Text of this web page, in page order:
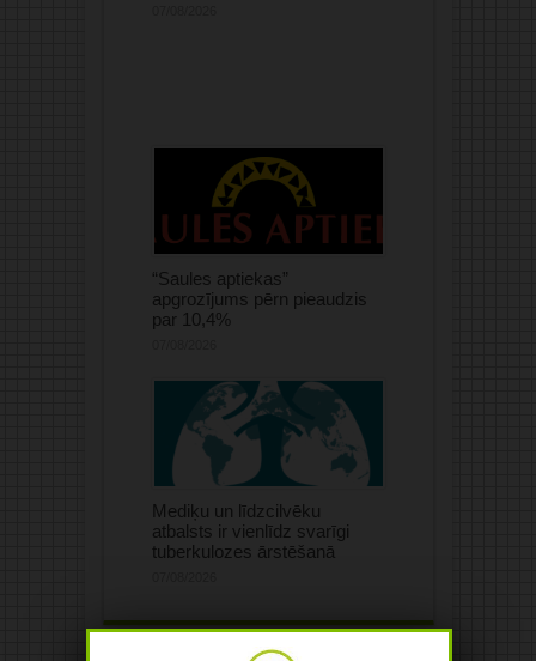
“Saules aptiekas”
apgrozījums pērn pieaudzis
par 10,4%
Mediķu un līdzcilvēku
atbalsts ir vienlīdz svarīgi
tuberkulozes ārstēšanā